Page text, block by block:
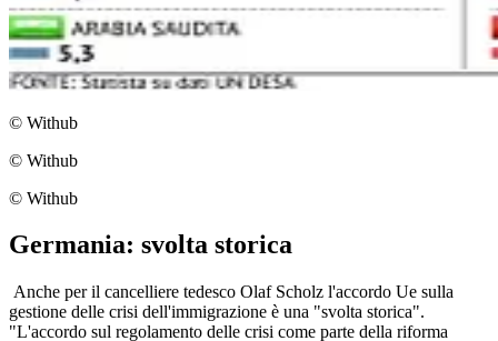
© Withub
© Withub
© Withub
Germania: svolta storica
Anche per il cancelliere tedesco Olaf Scholz l'accordo Ue sulla
gestione delle crisi dell'immigrazione è una "svolta storica".
"L'accordo sul regolamento delle crisi come parte della riforma